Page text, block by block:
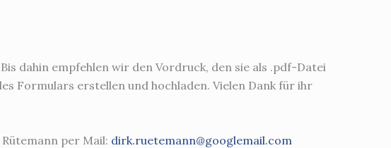
dahin empfehlen wir den Vordruck, den sie als .pdf-Datei
Formulars erstellen und hochladen. Vielen Dank für ihr
per Mail: dirk.ruetemann@googlemail.com